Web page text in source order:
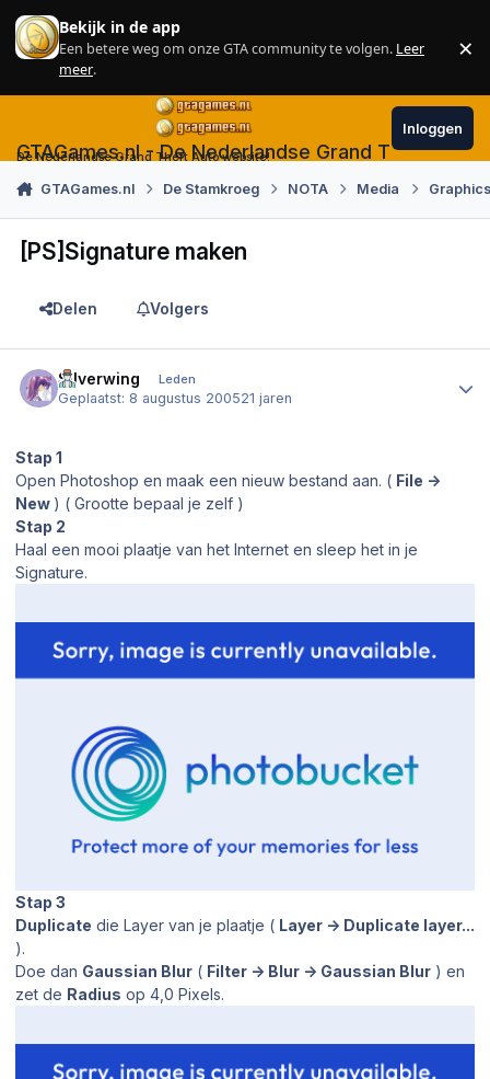
Skip to content
Bekijk in de app
Een betere weg om onze GTA community te volgen. Leer
meer.
×
GTAGames.nl - De Nederlandse Grand Theft Auto
De Nederlandse Grand Theft Auto website!
Inloggen
GTAGames.nl De Stamkroeg NOTA Media
[PS]Signature maken
Delen Volgers
Silverwing Leden
Geplaatst: 8 augustus 200521 jaren
Stap 1
Open Photoshop en maak een nieuw bestand aan. ( File ->
New ) ( Grootte bepaal je zelf )
Stap 2
Haal een mooi plaatje van het Internet en sleep het in je
Signature.
Stap 3
Duplicate die Layer van je plaatje ( Layer -> Duplicate layer...
).
Doe dan Gaussian Blur ( Filter -> Blur -> Gaussian Blur ) en
zet de Radius op 4,0 Pixels.